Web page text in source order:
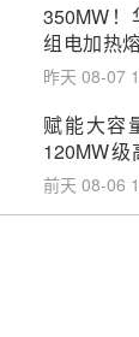
350MW
组电加热
改造项目
昨天 08-07
赋能大容
120MW
型式试验
前天 08-06